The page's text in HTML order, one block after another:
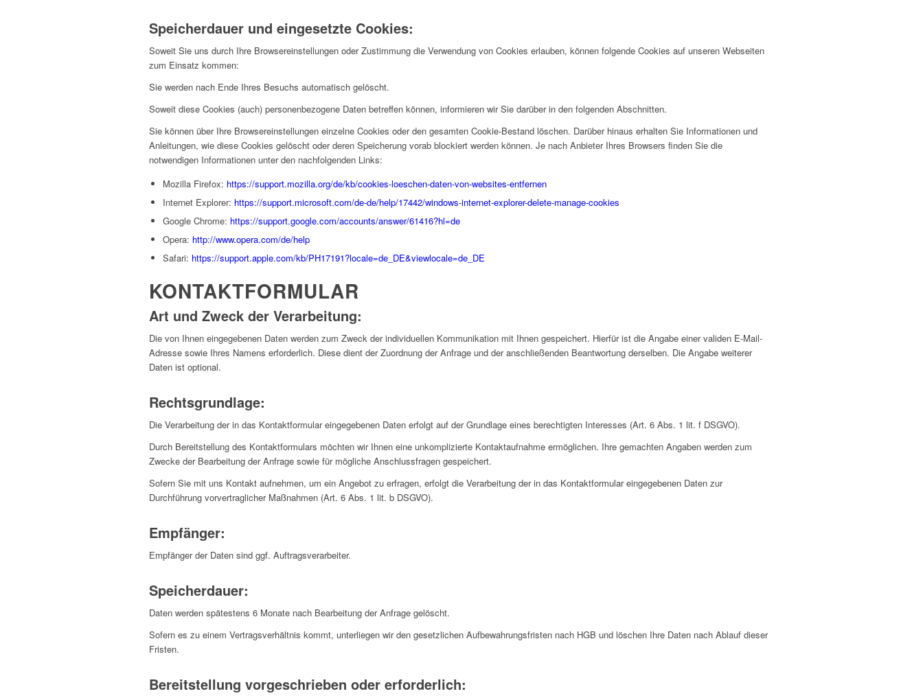
Speicherdauer und eingesetzte Cookies:
Soweit Sie uns durch Ihre Browsereinstellungen oder Zustimmung die Verwendung von Cookies erlauben, können folgende Cookies auf unseren Webseiten
zum Einsatz kommen:
Sie werden nach Ende Ihres Besuchs automatisch gelöscht.
Soweit diese Cookies (auch) personenbezogene Daten betreffen können, informieren wir Sie darüber in den folgenden Abschnitten.
Sie können über Ihre Browsereinstellungen einzelne Cookies oder den gesamten Cookie-Bestand löschen. Darüber hinaus erhalten Sie Informationen und
Anleitungen, wie diese Cookies gelöscht oder deren Speicherung vorab blockiert werden können. Je nach Anbieter Ihres Browsers finden Sie die
notwendigen Informationen unter den nachfolgenden Links:
Mozilla Firefox: https://support.mozilla.org/de/kb/cookies-loeschen-daten-von-websites-entfernen
Internet Explorer: https://support.microsoft.com/de-de/help/17442/windows-internet-explorer-delete-manage-cookies
Google Chrome: https://support.google.com/accounts/answer/61416?hl=de
Opera: http://www.opera.com/de/help
Safari: https://support.apple.com/kb/PH17191?locale=de_DE&viewlocale=de_DE
KONTAKTFORMULAR
Art und Zweck der Verarbeitung:
Die von Ihnen eingegebenen Daten werden zum Zweck der individuellen Kommunikation mit Ihnen gespeichert. Hierfür ist die Angabe einer validen E-Mail-
Adresse sowie Ihres Namens erforderlich. Diese dient der Zuordnung der Anfrage und der anschließenden Beantwortung derselben. Die Angabe weiterer
Daten ist optional.
Rechtsgrundlage:
Die Verarbeitung der in das Kontaktformular eingegebenen Daten erfolgt auf der Grundlage eines berechtigten Interesses (Art. 6 Abs. 1 lit. f DSGVO).
Durch Bereitstellung des Kontaktformulars möchten wir Ihnen eine unkomplizierte Kontaktaufnahme ermöglichen. Ihre gemachten Angaben werden zum
Zwecke der Bearbeitung der Anfrage sowie für mögliche Anschlussfragen gespeichert.
Sofern Sie mit uns Kontakt aufnehmen, um ein Angebot zu erfragen, erfolgt die Verarbeitung der in das Kontaktformular eingegebenen Daten zur
Durchführung vorvertraglicher Maßnahmen (Art. 6 Abs. 1 lit. b DSGVO).
Empfänger:
Empfänger der Daten sind ggf. Auftragsverarbeiter.
Speicherdauer:
Daten werden spätestens 6 Monate nach Bearbeitung der Anfrage gelöscht.
Sofern es zu einem Vertragsverhältnis kommt, unterliegen wir den gesetzlichen Aufbewahrungsfristen nach HGB und löschen Ihre Daten nach Ablauf dieser
Fristen.
Bereitstellung vorgeschrieben oder erforderlich: